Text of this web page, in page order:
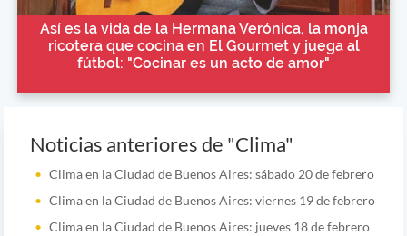
Así es la vida de la Hermana Verónica, la monja
ricotera que cocina en El Gourmet y juega al
fútbol: "Cocinar es un acto de amor"
Noticias anteriores de "Clima"
Clima en la Ciudad de Buenos Aires: sábado 20 de febrero
Clima en la Ciudad de Buenos Aires: viernes 19 de febrero
Clima en la Ciudad de Buenos Aires: jueves 18 de febrero